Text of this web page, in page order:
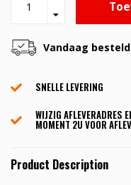
Vandaag
SNELLE LEVERING
WIJZIG AFLEVERADRES
MOMENT 2U VOOR
Product Description